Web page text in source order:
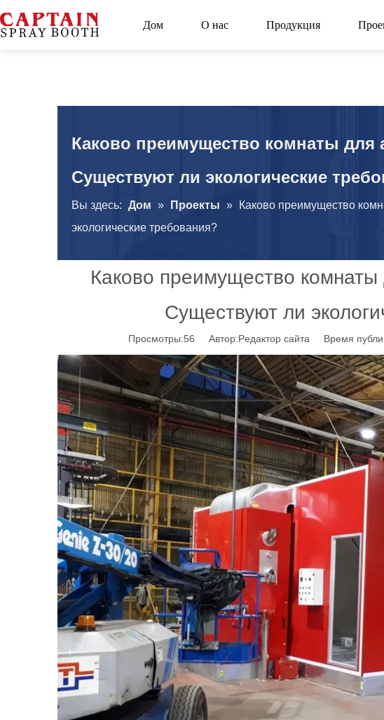
Дом О нас Продукция
Каково преимущество комнаты для
Существуют ли экологические
Вы здесь: Дом » Проекты »
Каково преимущество
экологические требования?
Каково преимущество
Существуют ли
Просмотры:56 Автор:Pедактор сайта Время